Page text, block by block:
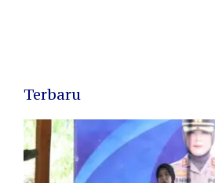
Terbaru